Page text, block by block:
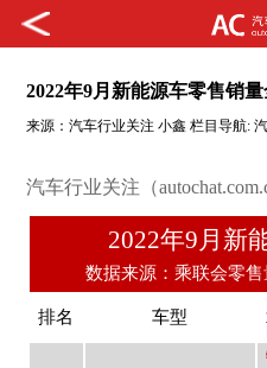
2022年9月新能源车零售销
来源：汽车行业关注 小鑫 栏目导航:
汽车行业关注（
2022年9月新
数据来源：乘联会零售
排名 车型